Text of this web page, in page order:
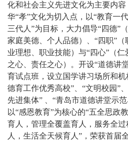
化和社会主义先进文化为主要内容
华“孝”文化为切入点，以“教育一
三代人”为目标，大力倡导“四德”
家庭美德、个人品德）、“四职”
业理想、职业技能）与“四心”（
之心、责任之心）。开设“道德讲
育试点班，设立国学讲习场所和
德育工作优秀高校”、“文明校园”
先进集体” 、“青岛市道德讲堂示
以“感恩教育”为核心的“五全思政
育人，管理全覆盖育人，服务全
人，生活全天候育人”，荣获首届